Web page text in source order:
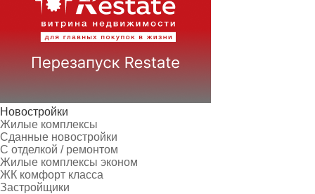
Новостройки
Жилые комплексы
Сданные новостройки
С отделкой / ремонтом
Жилые комплексы эконом
ЖК комфорт класса
Застройщики